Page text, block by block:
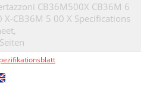
CB36M500X CB36M 6
X-CB36M 5 00 X Specifications